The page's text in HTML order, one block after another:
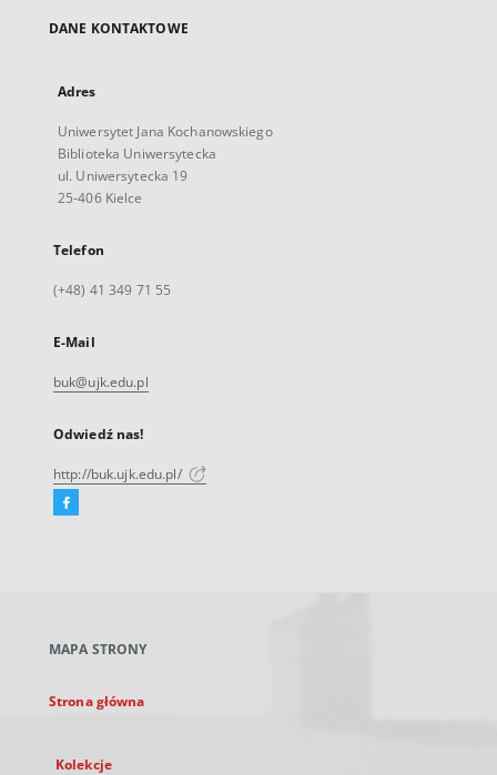
DANE KONTAKTOWE
Adres
Uniwersytet Jana Kochanowskiego
Biblioteka Uniwersytecka
ul. Uniwersytecka 19
25-406 Kielce
Telefon
(+48) 41 349 71 55
E-Mail
buk@ujk.edu.pl
Odwiedź nas!
http://buk.ujk.edu.pl/
Facebook
karcie
MAPA STRONY
Strona główna
Kolekcje